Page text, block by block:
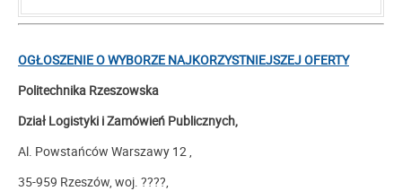
OGŁOSZENIEO WYBORZE NAJKORZYSTNIEJSZEJ OFERTY
Politechnika Rzeszowska
Dział Logistyki i Zamówień Publicznych,
Al. Powstańców Warszawy 12 ,
35-959 Rzeszów, woj. ????,